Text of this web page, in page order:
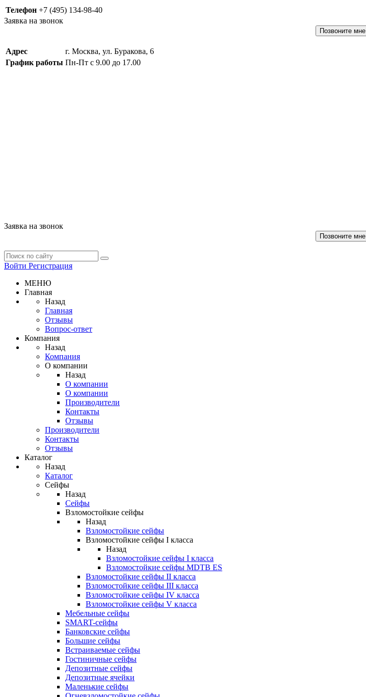
Телефон +7 (495) 134-98-40
Заявка на звонок
Позвоните мне
Адрес
г. Москва, ул. Буракова, 6
График работы Пн-Пт с 9.00 до 17.00
Заявка на звонок
Позвоните мне
Войти Регистрация
МЕНЮ
Главная
Назад
Главная
Отзывы
Вопрос-ответ
Компания
Назад
Компания
О компании
Назад
О компании
О компании
Производители
Контакты
Отзывы
Производители
Контакты
Отзывы
Каталог
Назад
Каталог
Сейфы
Назад
Сейфы
Взломостойкие сейфы
Назад
Взломостойкие сейфы
Взломостойкие сейфы I класса
Назад
Взломостойкие сейфы I класса
Взломостойкие сейфы MDTB ES
Взломостойкие сейфы II класса
Взломостойкие сейфы III класса
Взломостойкие сейфы IV класса
Взломостойкие сейфы V класса
Мебельные сейфы
SMART-сейфы
Банковские сейфы
Большие сейфы
Встраиваемые сейфы
Гостиничные сейфы
Депозитные сейфы
Депозитные ячейки
Маленькие сейфы